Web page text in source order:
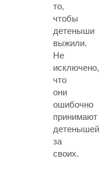
то,
чтобы
детеныши
выжили.
Не
исключено,
что
они
ошибочно
принимают
детенышей
за
своих.